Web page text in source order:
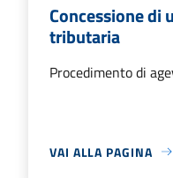
Concessione di
tributaria
Procedimento di
VAI ALLA PAGINA